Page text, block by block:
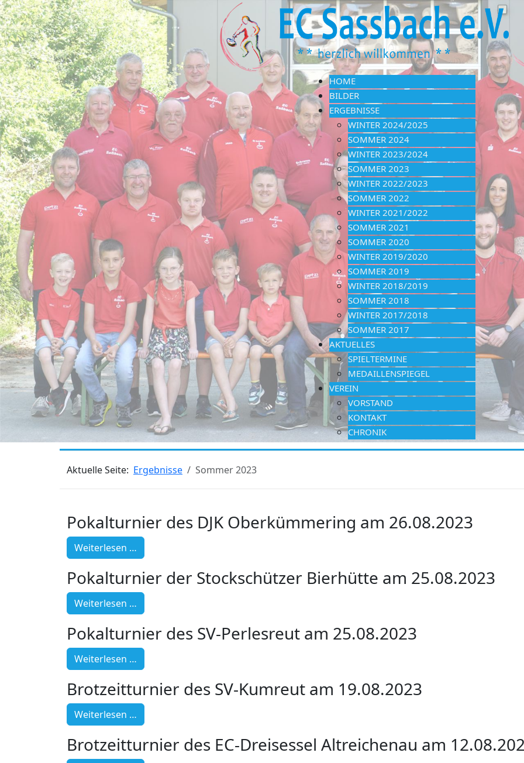
HOME
BILDER
ERGEBNISSE
WINTER 2024/2025
SOMMER 2024
WINTER 2023/2024
SOMMER 2023
WINTER 2022/2023
SOMMER 2022
WINTER 2021/2022
SOMMER 2021
SOMMER 2020
WINTER 2019/2020
SOMMER 2019
WINTER 2018/2019
SOMMER 2018
WINTER 2017/2018
SOMMER 2017
AKTUELLES
SPIELTERMINE
MEDAILLENSPIEGEL
VEREIN
VORSTAND
KONTAKT
CHRONIK
Aktuelle Seite: Ergebnisse Sommer 2023
Pokalturnier des DJK Oberkümmering am 26.08.2023
Weiterlesen …
Pokalturnier der Stockschützer Bierhütte am 25.08.2023
Weiterlesen …
Pokalturnier des SV-Perlesreut am 25.08.2023
Weiterlesen …
Brotzeitturnier des SV-Kumreut am 19.08.2023
Weiterlesen …
Brotzeitturnier des EC-Dreisessel Altreichenau am